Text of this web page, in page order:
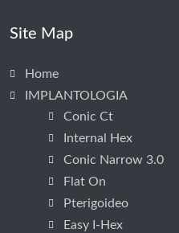
Site Map
Home
IMPLANTOLOGIA
Conic Ct
Internal Hex
Conic Narrow 3.0
Flat On
Pterigoideo
Easy I-Hex